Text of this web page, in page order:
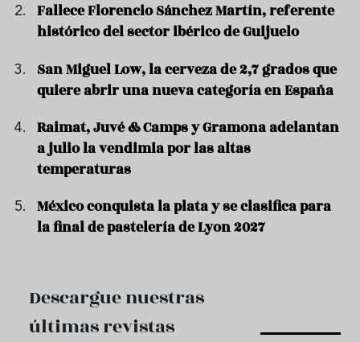
Fallece Florencio Sánchez Martín, referente
histórico del sector ibérico de Guijuelo
San Miguel Low, la cerveza de 2,7 grados que
quiere abrir una nueva categoría en España
Raimat, Juvé & Camps y Gramona adelantan
a julio la vendimia por las altas
temperaturas
México conquista la plata y se clasifica para
la final de pastelería de Lyon 2027
Descargue nuestras
últimas revistas